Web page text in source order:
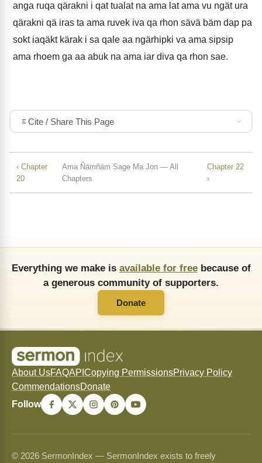
anga ruqa qärakni i qat tualat na ama lat ama vu ngät ura
qärakni qä iras ta ama ruvek iva qa rhon sävä bäm dap pa
sokt iaqäkt kärak i sa qale aa ngärhipki va ama sipsip
ama rhoem ga aa abuk na ama iar diva qa rhon sae.
Cite / Share This Page
‹ Chapter
20
Ama Ñämñäm Sage Ma Jon — All
Chapters
Chapter 22
›
Everything we make is available for freebecause of
a generous community of supporters.
Donate
About UsFAQAPI Copying PermissionsPrivacy Policy
CommendationsDonate
Follow
© 2026 SermonIndex — SermonIndex exists to freely